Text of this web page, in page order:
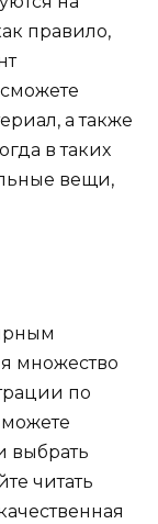
правило,
а также
в таких
вещи,
множество
по
выбрать
читать